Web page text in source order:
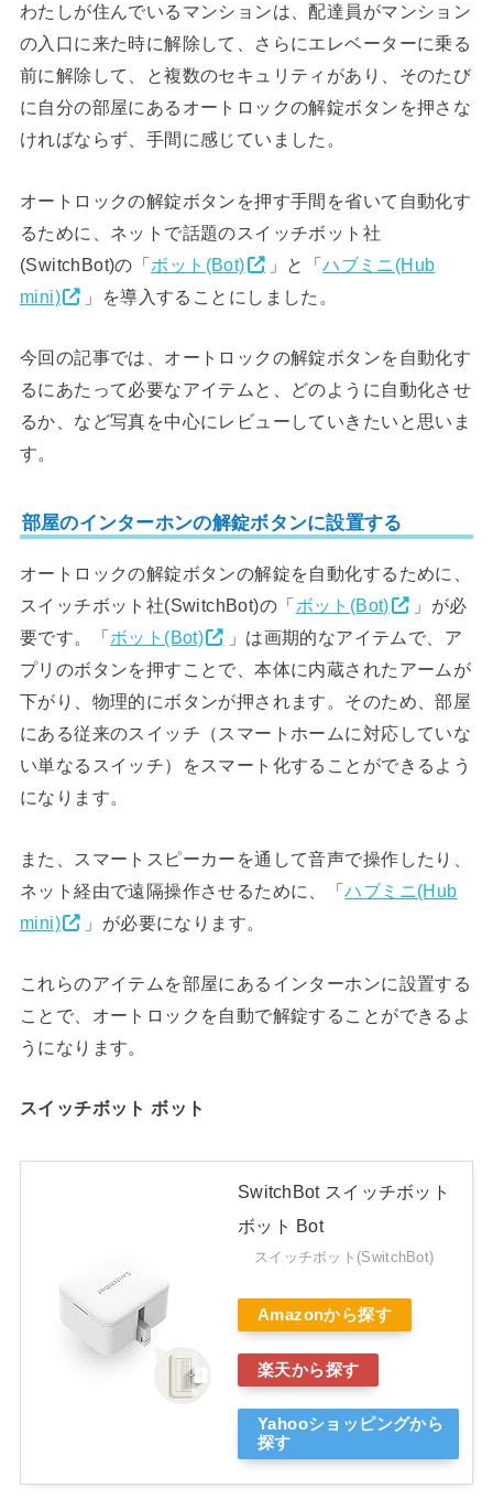
わたしが住んでいるマンションは、配達員がマンション
の入口に来た時に解除して、さらにエレベーターに乗る
前に解除して、と複数のセキュリティがあり、そのたび
に自分の部屋にあるオートロックの解錠ボタンを押さな
ければならず、手間に感じていました。
オートロックの解錠ボタンを押す手間を省いて自動化す
るために、ネットで話題のスイッチボット社
(SwitchBot)の「ボット(Bot) 」と「ハブミニ(Hub
mini)
」を導入することにしました。
今回の記事では、オートロックの解錠ボタンを自動化す
るにあたって必要なアイテムと、どのように自動化させ
るか、など写真を中心にレビューしていきたいと思いま
す。
部屋のインターホンの解錠ボタンに設置する
オートロックの解錠ボタンの解錠を自動化するために、
スイッチボット社(SwitchBot)の「ボット(Bot)
」が必
要です。「ボット(Bot)
」は画期的なアイテムで、ア
プリのボタンを押すことで、本体に内蔵されたアームが
下がり、物理的にボタンが押されます。そのため、部屋
にある従来のスイッチ（スマートホームに対応していな
い単なるスイッチ）をスマート化することができるよう
になります。
また、スマートスピーカーを通して音声で操作したり、
ネット経由で遠隔操作させるために、「ハブミニ(Hub
mini)
」が必要になります。
これらのアイテムを部屋にあるインターホンに設置する
ことで、オートロックを自動で解錠することができるよ
うになります。
スイッチボット ボット
SwitchBot スイッチボット
ボット Bot
スイッチボット(SwitchBot)
Amazonから探す
楽天から探す
Yahooショッピングから
探す